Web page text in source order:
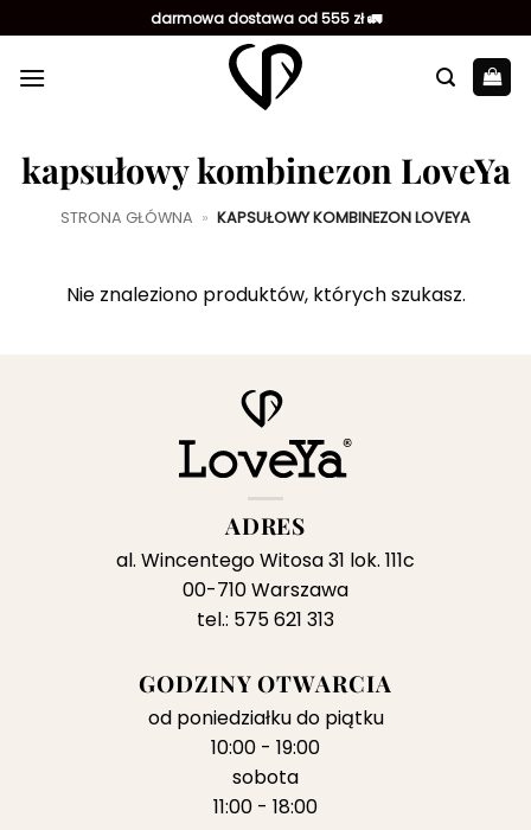
do
zawartości
darmowa dostawa od 555 zł 🚛
kapsułowy kombinezon LoveYa
STRONA GŁÓWNA » KAPSUŁOWY KOMBINEZON LOVEYA
Nie znaleziono produktów, których szukasz.
ADRES
al. Wincentego Witosa 31 lok. 111c
00-710 Warszawa
tel.: 575 621 313
GODZINY OTWARCIA
od poniedziałku do piątku
10:00 - 19:00
sobota
11:00 - 18:00